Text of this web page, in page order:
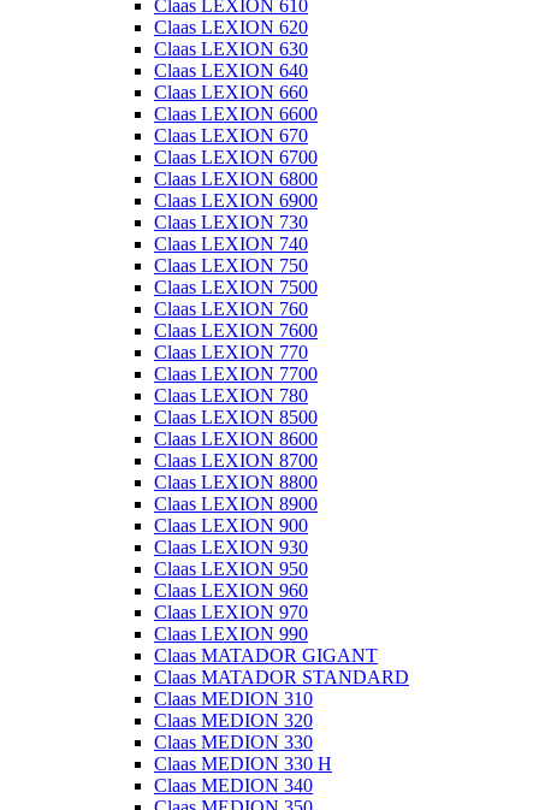
Claas LEXION 610
Claas LEXION 620
Claas LEXION 630
Claas LEXION 640
Claas LEXION 660
Claas LEXION 6600
Claas LEXION 670
Claas LEXION 6700
Claas LEXION 6800
Claas LEXION 6900
Claas LEXION 730
Claas LEXION 740
Claas LEXION 750
Claas LEXION 7500
Claas LEXION 760
Claas LEXION 7600
Claas LEXION 770
Claas LEXION 7700
Claas LEXION 780
Claas LEXION 8500
Claas LEXION 8600
Claas LEXION 8700
Claas LEXION 8800
Claas LEXION 8900
Claas LEXION 900
Claas LEXION 930
Claas LEXION 950
Claas LEXION 960
Claas LEXION 970
Claas LEXION 990
Claas MATADOR GIGANT
Claas MATADOR STANDARD
Claas MEDION 310
Claas MEDION 320
Claas MEDION 330
Claas MEDION 330 H
Claas MEDION 340